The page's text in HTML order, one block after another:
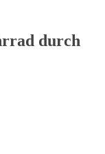
durch